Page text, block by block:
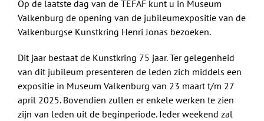
Op de laatste dag van de TEFAF kunt u in Museum
Valkenburg de opening van de jubileumexpositie van de
Valkenburgse Kunstkring Henri Jonas bezoeken.
Dit jaar bestaat de Kunstkring 75 jaar. Ter gelegenheid
van dit jubileum presenteren de leden zich middels een
expositie in Museum Valkenburg van 23 maart t/m 27
april 2025. Bovendien zullen er enkele werken te zien
zijn van leden uit de beginperiode. Ieder weekend zal